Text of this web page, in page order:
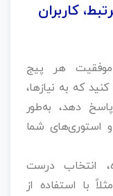
کاربران
موفقیت هر پیج
که به نیازها،
دهد، به‌طور
استوری‌های شما
انتخاب درست
با استفاده از